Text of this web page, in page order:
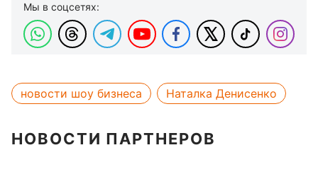
Мы в соцсетях:
новости шоу бизнеса Наталка Денисенко
НОВОСТИ ПАРТНЕРОВ